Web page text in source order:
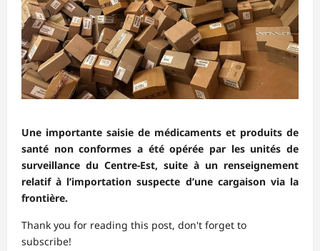
Une importante saisie de médicaments et produits de
santé non conformes a été opérée par les unités de
surveillance du Centre-Est, suite à un renseignement
relatif à l’importation suspecte d’une cargaison via la
frontière.
Thank you for reading this post, don't forget to
subscribe!